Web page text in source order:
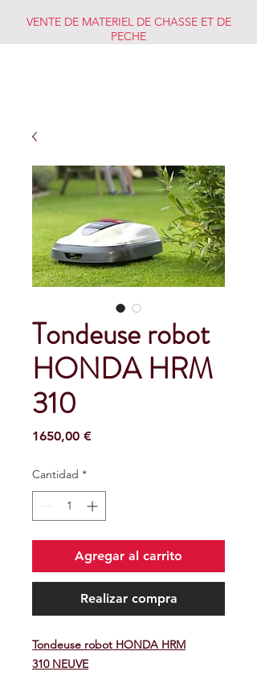
VENTE DE MATERIEL DE CHASSE ET DE
PECHE
Tondeuse robot
HONDA HRM
310
1650,00 €Precio
Cantidad *
Agregar al carrito
Realizar compra
Tondeuse robot HONDA HRM
310 NEUVE